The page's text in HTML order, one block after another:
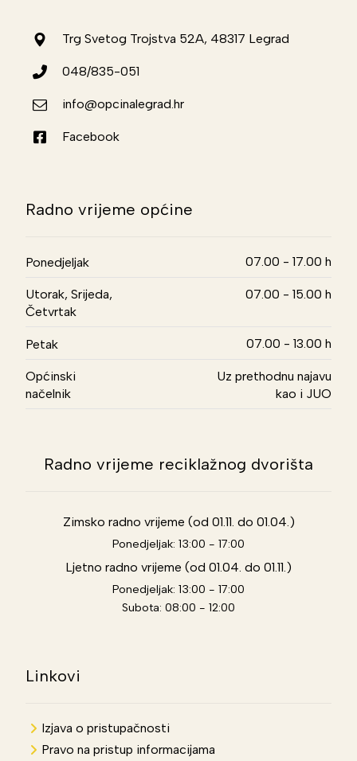
Trg Svetog Trojstva 52A, 48317 Legrad
048/835-051
info@opcinalegrad.hr
Facebook
Radno vrijeme općine
Ponedjeljak 07.00 - 17.00 h
Utorak, Srijeda,
Četvrtak
07.00 - 15.00 h
Petak 07.00 - 13.00 h
Općinski
načelnik
Uz prethodnu najavu
kao i JUO
Radno vrijeme reciklažnog dvorišta
Zimsko radno vrijeme (od 01.11. do 01.04.)
Ponedjeljak: 13:00 - 17:00
Ljetno radno vrijeme (od 01.04. do 01.11.)
Ponedjeljak: 13:00 - 17:00
Subota: 08:00 - 12:00
Linkovi
Izjava o pristupačnosti
Pravo na pristup informacijama